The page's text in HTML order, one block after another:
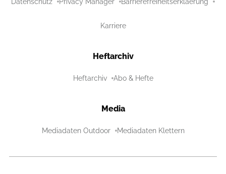
Datenschutz Privacy Manager Barrierefreiheitserklaerung
Karriere
Heftarchiv
Heftarchiv Abo & Hefte
Media
Mediadaten Outdoor Mediadaten Klettern